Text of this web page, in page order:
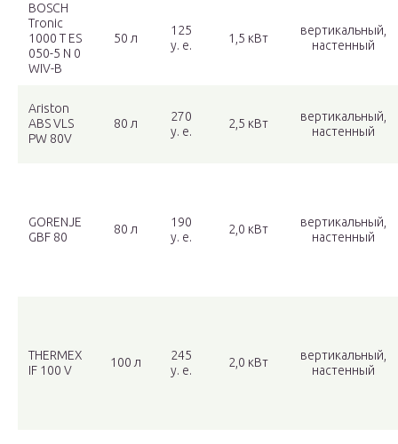
BOSCH
Tronic
1000 T ES
050-5 N 0
WIV-B
50 л
125
у. е.
1,5 кВт
вертикальный,
настенный
Ariston
ABS VLS
PW 80V
80 л
270
у. е.
2,5 кВт
вертикальный,
настенный
GORENJE
GBF 80
80 л
190
у. е.
2,0 кВт
вертикальный,
настенный
THERMEX
IF 100 V
100 л
245
у. е.
2,0 кВт
вертикальный,
настенный